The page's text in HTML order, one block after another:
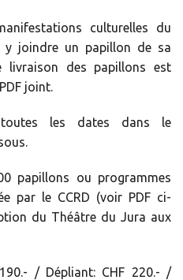
culturelles du
y joindre un papillon de sa
livraison des papillons est
joint.
les dates dans le
papillons ou programmes
par le CCRD (voir PDF ci-
du Théâtre du Jura aux
/ Dépliant: CHF 220.- /